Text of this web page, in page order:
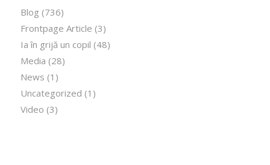
Blog (736)
Frontpage Article (3)
Ia în grijă un copil (48)
Media (28)
News (1)
Uncategorized (1)
Video (3)